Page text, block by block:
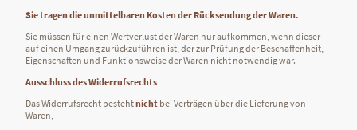
Sie tragen die unmittelbaren Kosten der Rücksendung der Waren.
Sie müssen für einen Wertverlust der Waren nur aufkommen, wenn dieser
auf einen Umgang zurückzuführen ist, der zur Prüfung der Beschaffenheit,
Eigenschaften und Funktionsweise der Waren nicht notwendig war.
Ausschluss des Widerrufsrechts
Das Widerrufsrecht bestehtnicht bei Verträgen über die Lieferung von
Waren,